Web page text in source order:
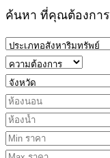
ค้นหา ที่คุณต้องการ